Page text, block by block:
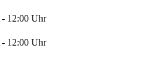
- 12:00 Uhr
- 12:00 Uhr